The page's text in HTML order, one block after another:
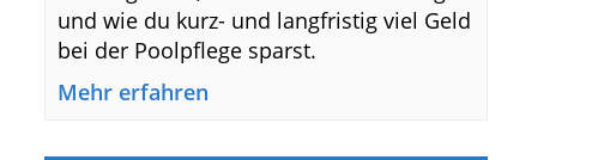
und wie du kurz- und langfristig viel Geld
bei der Poolpflege sparst.
Mehr erfahren